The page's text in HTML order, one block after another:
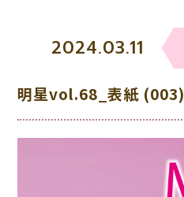
2024.03.11
明星vol.68_表紙 (003)